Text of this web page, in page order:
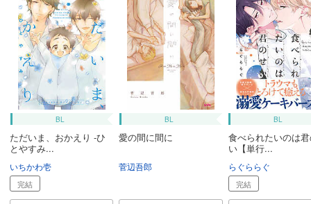
BL
ただいま、おかえり -ひ
とやすみ...
いちかわ壱
完結
BL
愛の間に間に
菅辺吾郎
BL
食べられたいのは
い【単行...
らぐららぐ
完結